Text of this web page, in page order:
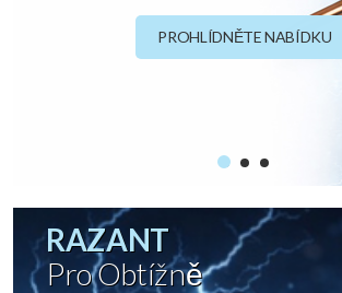
PROHLÍDNĚTE NABÍDKU
RAZANT
Pro Obtížně